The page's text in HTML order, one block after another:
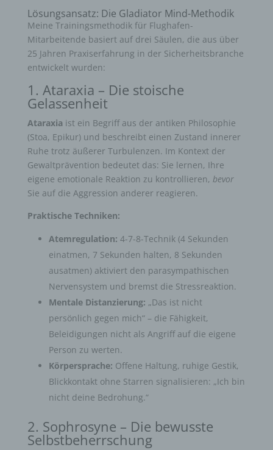
Lösungsansatz: Die Gladiator Mind-Methodik
Meine Trainingsmethodik für Flughafen-
Mitarbeitende basiert auf drei Säulen, die aus über
25 Jahren Praxiserfahrung in der Sicherheitsbranche
entwickelt wurden:
1. Ataraxia – Die stoische
Gelassenheit
Ataraxia ist ein Begriff aus der antiken Philosophie
(Stoa, Epikur) und beschreibt einen Zustand innerer
Ruhe trotz äußerer Turbulenzen. Im Kontext der
Gewaltprävention bedeutet das: Sie lernen, Ihre
eigene emotionale Reaktion zu kontrollieren, bevor
Sie auf die Aggression anderer reagieren.
Praktische Techniken:
Atemregulation: 4-7-8-Technik (4 Sekunden
einatmen, 7 Sekunden halten, 8 Sekunden
ausatmen) aktiviert den parasympathischen
Nervensystem und bremst die Stressreaktion.
Mentale Distanzierung: „Das ist nicht
persönlich gegen mich“ – die Fähigkeit,
Beleidigungen nicht als Angriff auf die eigene
Person zu werten.
Körpersprache: Offene Haltung, ruhige Gestik,
Blickkontakt ohne Starren signalisieren: „Ich bin
nicht deine Bedrohung.“
2. Sophrosyne – Die bewusste
Selbstbeherrschung